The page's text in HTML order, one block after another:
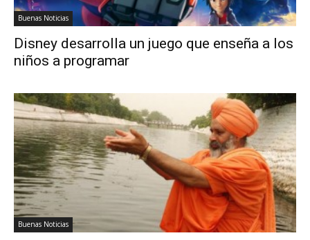
Buenas Noticias
Disney desarrolla un juego que enseña a los
niños a programar
Buenas Noticias